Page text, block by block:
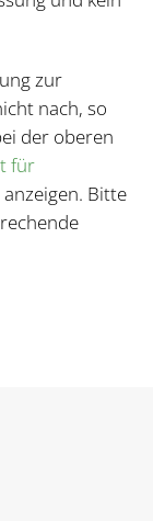
zur
nach, so
der oberen
für
anzeigen. Bitte